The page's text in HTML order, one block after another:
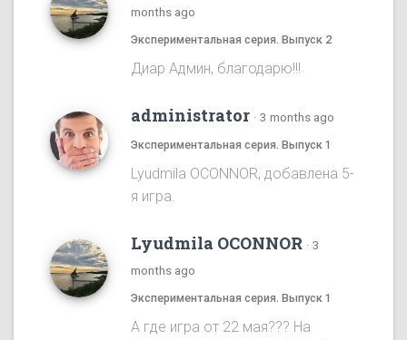
months ago
Экспериментальная серия. Выпуск 2
Диар Админ, благодарю!!!
administrator · 3 months ago
Экспериментальная серия. Выпуск 1
Lyudmila OCONNOR, добавлена 5-
я игра.
Lyudmila OCONNOR · 3
months ago
Экспериментальная серия. Выпуск 1
А где игра от 22 мая??? На